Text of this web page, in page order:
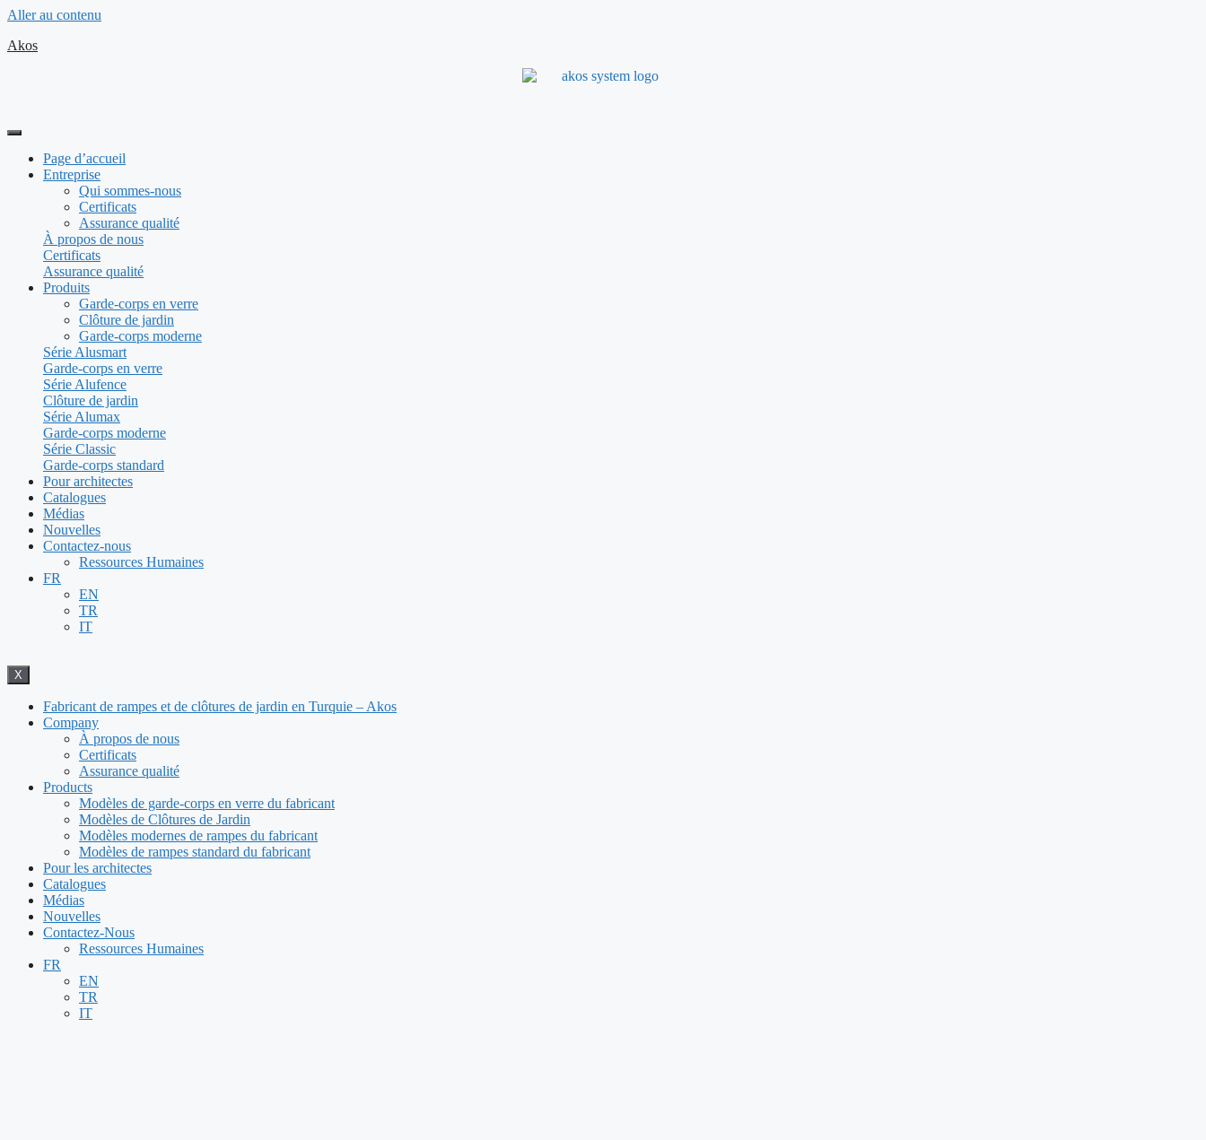
Aller au contenu
Akos
Page d’accueil
Entreprise
Qui sommes-nous
Certificats
Assurance qualité
À propos de nous
Certificats
Assurance qualité
Produits
Garde-corps en verre
Clôture de jardin
Garde-corps moderne
Série Alusmart
Garde-corps en verre
Série Alufence
Clôture de jardin
Série Alumax
Garde-corps moderne
Série Classic
Garde-corps standard
Pour architectes
Catalogues
Médias
Nouvelles
Contactez-nous
Ressources Humaines
FR
EN
TR
IT
X
Fabricant de rampes et de clôtures de jardin en Turquie – Akos
Company
À propos de nous
Certificats
Assurance qualité
Products
Modèles de garde-corps en verre du fabricant
Modèles de Clôtures de Jardin
Modèles modernes de rampes du fabricant
Modèles de rampes standard du fabricant
Pour les architectes
Catalogues
Médias
Nouvelles
Contactez-Nous
Ressources Humaines
FR
EN
TR
IT